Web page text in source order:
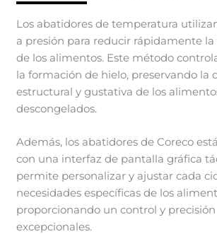
Los abatidores de temperatura
a presión para reducir rápidamente
de los alimentos. Este método
la formación de hielo, preservando la
estructural y gustativa de los
descongelados.
Además, los abatidores de Coreco
con una interfaz de pantalla gráfica
permite personalizar y ajustar cada
necesidades específicas de los
proporcionando un control y precisión
excepcionales.